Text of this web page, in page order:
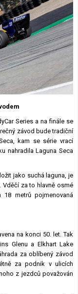
Výsledky F1
Týmy a jezdci F1
Okruhy F1
Lexikon F1
Series a na finále se
závod bude tradiční
kam se série vrací
nahradila Laguna Seca
jako suchá laguna, je
Vděčí za to hlavně osmé
metrů pojmenovaná
na konci 50. let. Tak
Glenu a Elkhart Lake
za oblíbený závod
za podnik v ulicích
z jezdců považován